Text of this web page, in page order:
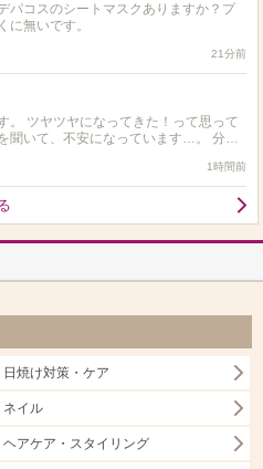
パコスのシートマスクありますか？プ
に無いです。
21分前
。 ツヤツヤになってきた！って思って
いて、不安になっています…。 分か
べたところ…
1時間前
日焼け対策・ケア
ネイル
ヘアケア・スタイリング